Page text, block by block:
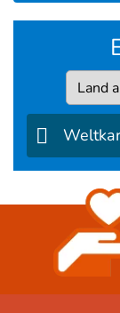
Country